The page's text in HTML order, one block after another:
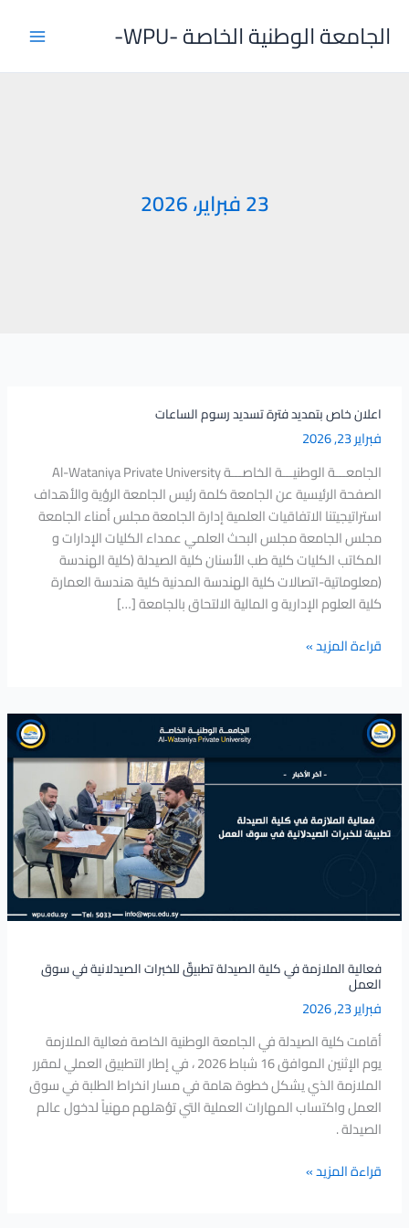
المحتوىالجامعة الوطنية الخاصة -WPU-
23 فبراير، 2026
اعلان خاص بتمديد فترة تسديد رسوم الساعات
فبراير 23, 2026
الجامعـــة الوطنيـــة الخاصـــة Al-Wataniya Private University
الصفحة الرئيسية عن الجامعة كلمة رئيس الجامعة الرؤية والأهداف
استراتيجيتنا الاتفاقيات العلمية إدارة الجامعة مجلس أمناء الجامعة
مجلس الجامعة مجلس البحث العلمي عمداء الكليات الإدارات و
المكاتب الكليات كلية طب الأسنان كلية الصيدلة (كلية الهندسة
(معلوماتية-اتصالات كلية الهندسة المدنية كلية هندسة العمارة
كلية العلوم الإدارية و المالية الالتحاق بالجامعة […]
خاص
بتمديد
فترة
تسديد
رسوم
الساعات
قراءة المزيد »
فعالية الملازمة في كلية الصيدلة تطبيقٌ للخبرات الصيدلانية في سوق
العمل
فبراير 23, 2026
أقامت كلية الصيدلة في الجامعة الوطنية الخاصة فعالية الملازمة
يوم الإثنين الموافق 16 شباط 2026 ، في إطار التطبيق العملي لمقرر
الملازمة الذي يشكل خطوة هامة في مسار انخراط الطلبة في سوق
العمل واكتساب المهارات العملية التي تؤهلهم مهنياً لدخول عالم
الصيدلة .
فعالية
الملازمة
في
كلية
الصيدلة
تطبيقٌ
سوق
قراءة المزيد »